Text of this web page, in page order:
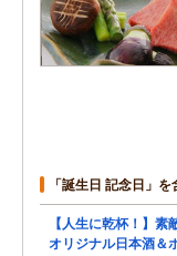
「誕生日 記念日」
【人生に乾杯！】
オリジナル日本酒＆